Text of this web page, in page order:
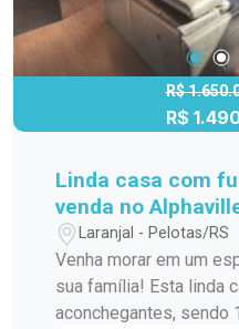
R$
R$
Linda casa com
venda no
segurança em
Laranjal - Pelotas/RS
Venha morar em um
sua família! Esta linda casa
aconchegantes, sendo